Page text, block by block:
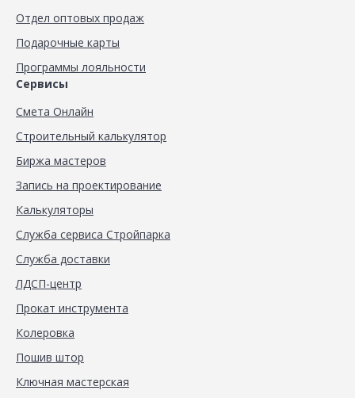
Отдел оптовых продаж
Подарочные карты
Программы лояльности
Сервисы
Смета Онлайн
Строительный калькулятор
Биржа мастеров
Запись на проектирование
Калькуляторы
Служба сервиса Стройпарка
Служба доставки
ЛДСП-центр
Прокат инструмента
Колеровка
Пошив штор
Ключная мастерская